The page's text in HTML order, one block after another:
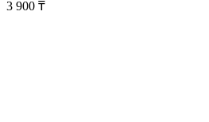
3 900 ₸